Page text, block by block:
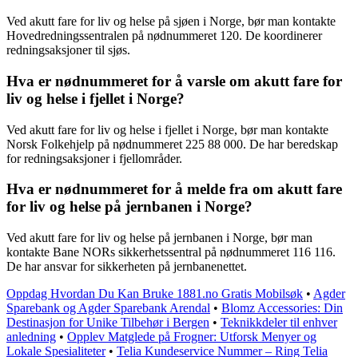
Ved akutt fare for liv og helse på sjøen i Norge, bør man kontakte
Hovedredningssentralen på nødnummeret 120. De koordinerer
redningsaksjoner til sjøs.
Hva er nødnummeret for å varsle om akutt fare for
liv og helse i fjellet i Norge?
Ved akutt fare for liv og helse i fjellet i Norge, bør man kontakte
Norsk Folkehjelp på nødnummeret 225 88 000. De har beredskap
for redningsaksjoner i fjellområder.
Hva er nødnummeret for å melde fra om akutt fare
for liv og helse på jernbanen i Norge?
Ved akutt fare for liv og helse på jernbanen i Norge, bør man
kontakte Bane NORs sikkerhetssentral på nødnummeret 116 116.
De har ansvar for sikkerheten på jernbanenettet.
Oppdag Hvordan Du Kan Bruke 1881.no Gratis Mobilsøk • Agder
Sparebank og Agder Sparebank Arendal • Blomz Accessories: Din
Destinasjon for Unike Tilbehør i Bergen • Teknikkdeler til enhver
anledning • Opplev Matglede på Frogner: Utforsk Menyer og
Lokale Spesialiteter• Telia Kundeservice Nummer – Ring Telia